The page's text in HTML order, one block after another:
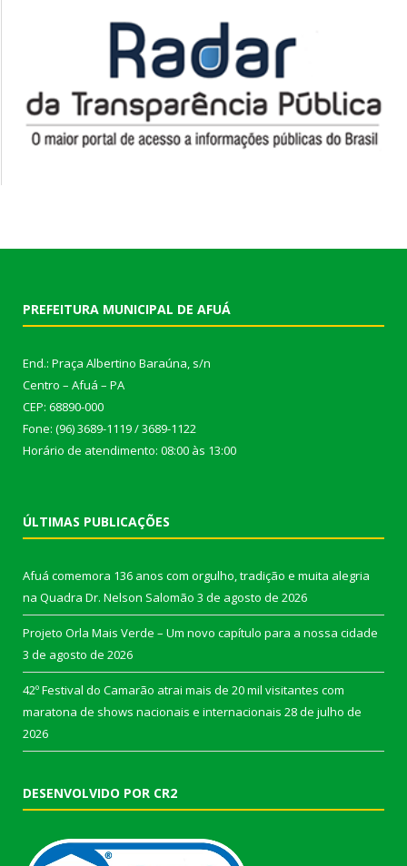
PREFEITURA MUNICIPAL DE AFUÁ
End.: Praça Albertino Baraúna, s/n
Centro – Afuá – PA
CEP: 68890-000
Fone: (96) 3689-1119 / 3689-1122
Horário de atendimento: 08:00 às 13:00
ÚLTIMAS PUBLICAÇÕES
Afuá comemora 136 anos com orgulho, tradição e muita alegria
na Quadra Dr. Nelson Salomão 3 de agosto de 2026
Projeto Orla Mais Verde – Um novo capítulo para a nossa cidade
3 de agosto de 2026
42º Festival do Camarão atrai mais de 20 mil visitantes com
maratona de shows nacionais e internacionais 28 de julho de
2026
DESENVOLVIDO POR CR2